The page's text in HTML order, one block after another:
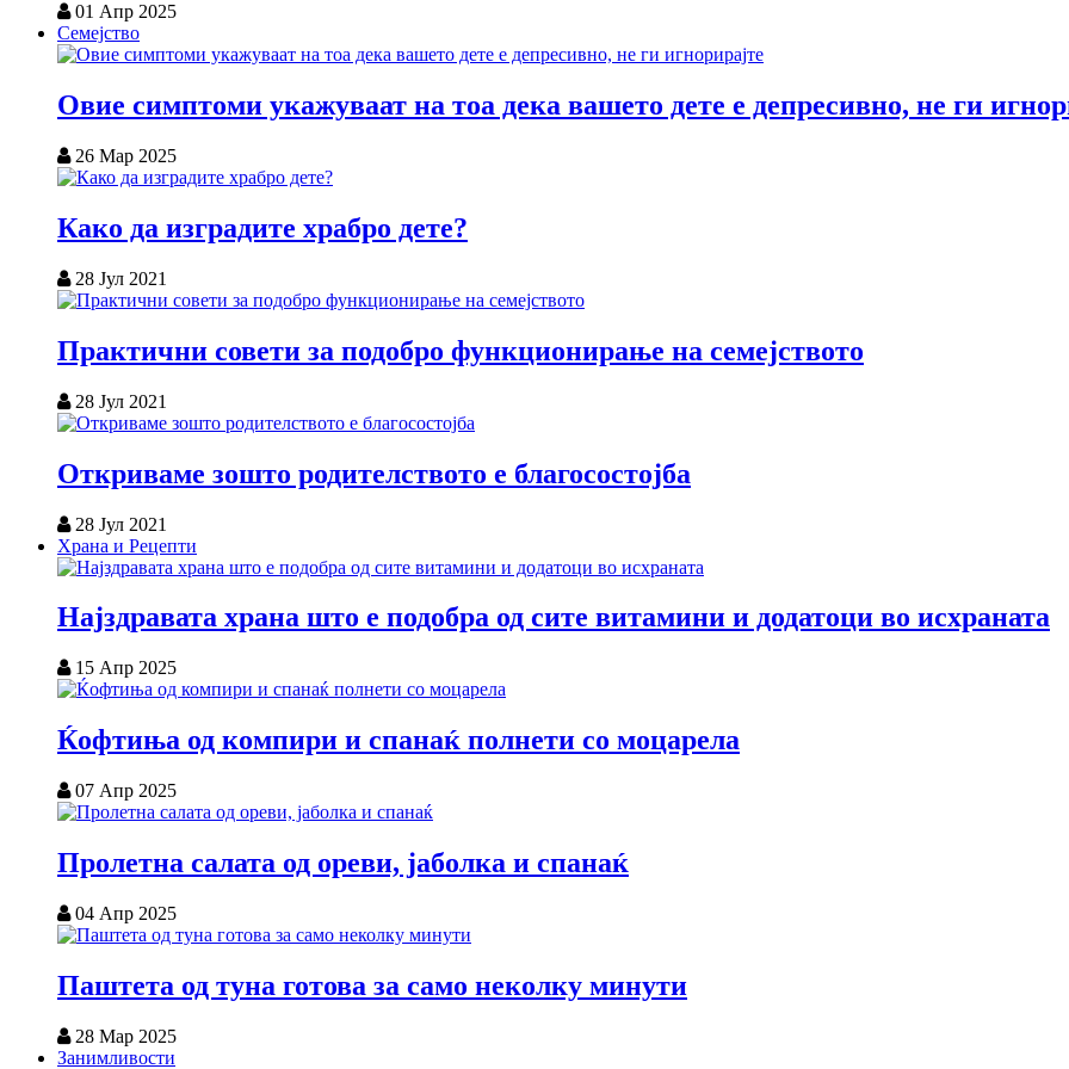
01 Апр 2025
Семејство
Овие симптоми укажуваат на тоа дека вашето дете е депресивно, не ги
26 Мар 2025
Како да изградите храбро дете?
28 Јул 2021
Практични совети за подобро функционирање на семејството
28 Јул 2021
Откриваме зошто родителството е благосостојба
28 Јул 2021
Храна и Рецепти
Најздравата храна што е подобра од сите витамини и додатоци во исхраната
15 Апр 2025
Ќофтиња од компири и спанаќ полнети со моцарела
07 Апр 2025
Пролетна салата од ореви, јаболка и спанаќ
04 Апр 2025
Паштета од туна готова за само неколку минути
28 Мар 2025
Занимливости